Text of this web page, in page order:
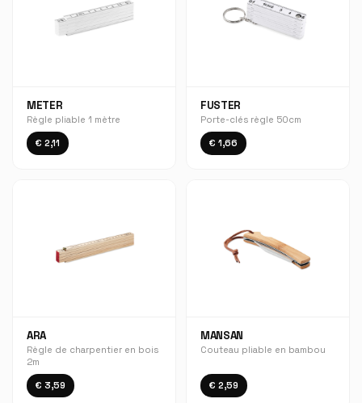
METER
Règle pliable 1 mètre
€ 2,11
FUSTER
Porte-clés règle 50cm
€ 1,66
ARA
Règle de charpentier en bois
2m
€ 3,59
MANSAN
Couteau pliable en bambou
€ 2,59